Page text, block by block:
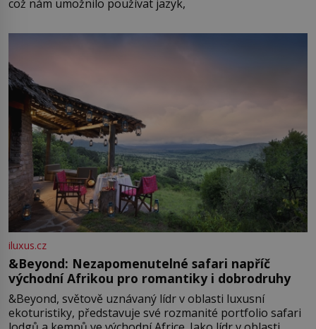
což nám umožnilo používat jazyk,
iluxus.cz
&Beyond: Nezapomenutelné safari napříč
východní Afrikou pro romantiky i dobrodruhy
&Beyond, světově uznávaný lídr v oblasti luxusní
ekoturistiky, představuje své rozmanité portfolio safari